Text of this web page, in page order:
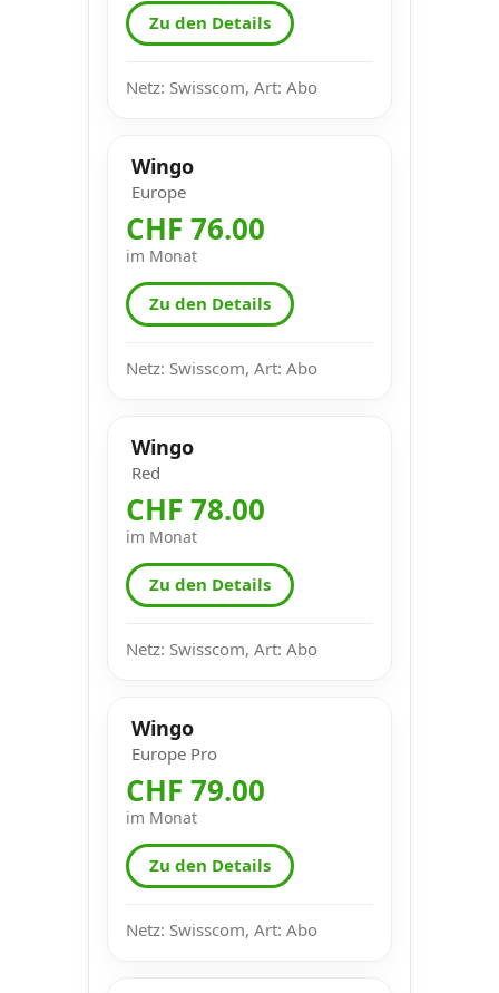
Zu den Details
Netz: Swisscom, Art: Abo
Wingo
Europe
CHF 76.00
im Monat
Zu den Details
Netz: Swisscom, Art: Abo
Wingo
Red
CHF 78.00
im Monat
Zu den Details
Netz: Swisscom, Art: Abo
Wingo
Europe Pro
CHF 79.00
im Monat
Zu den Details
Netz: Swisscom, Art: Abo